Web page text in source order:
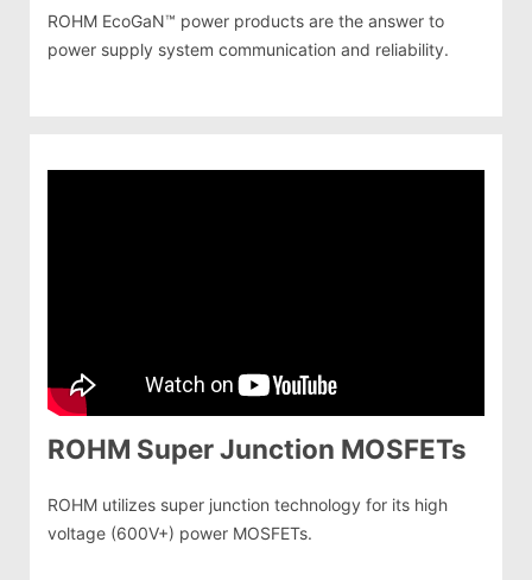
ROHM EcoGaN™ power products are the answer to
power supply system communication and reliability.
ROHM Super Junction MOSFETs
ROHM utilizes super junction technology for its high
voltage (600V+) power MOSFETs.